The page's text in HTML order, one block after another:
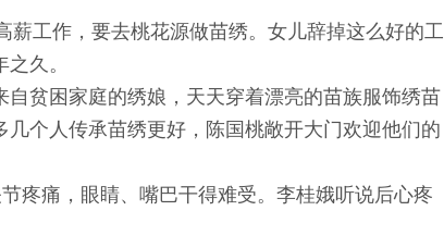
工作，要去桃花源做苗绣。女儿辞掉这么好的工
久。
贫困家庭的绣娘，天天穿着漂亮的苗族服饰绣苗
个人传承苗绣更好，陈国桃敞开大门欢迎他们的
痛，眼睛、嘴巴干得难受。李桂娥听说后心疼